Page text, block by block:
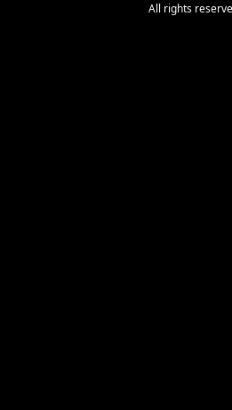
All rights